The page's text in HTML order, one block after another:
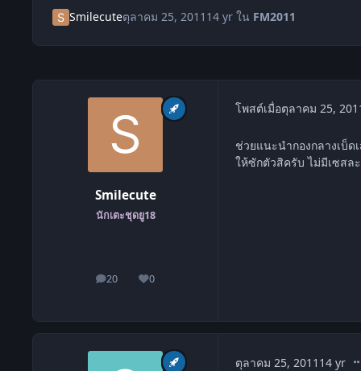
Smilecuteตุลาคม 25, 2011 14 yrใน FM2011
Smilecute
นักเตะชุดยู18
20
โพสต์ 0
ชื่อเสียง
โพสต์เมื่อตุลาคม 25,
ช่วยแนะนำกองกลางเบ็ดเ
ให้ซักตัวสิครับ ไม่มีเซสล
ตุลาคม 25, 2011 14 yr